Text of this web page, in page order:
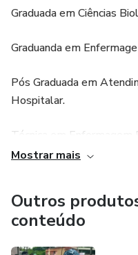
Graduada em Ciências
Graduanda em
Pós Graduada em
Hospitalar.
Técnica em Enfermagem
(Atendimento Pré
Profissional, APH,
Trabalho, Biologia e Áreas
Mostrar mais
Outros
conteúdo